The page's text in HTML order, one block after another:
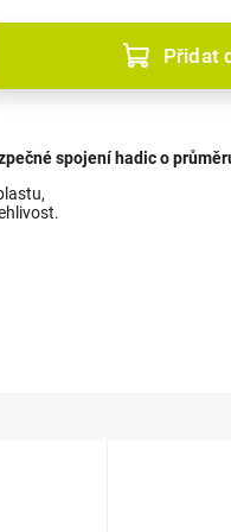
Přidat
spojení hadic o